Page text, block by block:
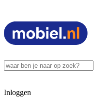
Inloggen